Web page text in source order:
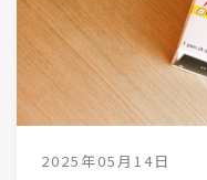
2025年05月14日